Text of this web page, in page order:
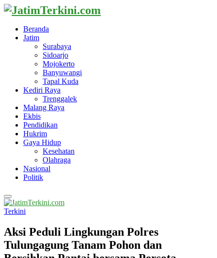
Beranda
Jatim
Surabaya
Sidoarjo
Mojokerto
Banyuwangi
Tapal Kuda
Kediri Raya
Trenggalek
Malang Raya
Ekbis
Pendidikan
Hukrim
Gaya Hidup
Kesehatan
Olahraga
Nasional
Politik
Primary
Menu
Terkini
Aksi Peduli Lingkungan Polres
Tulungagung Tanam Pohon dan